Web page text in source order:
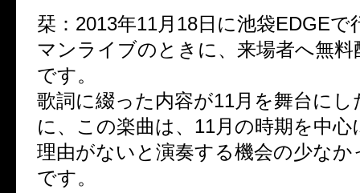
栞：2013年11月18日に池袋EDGEで
マンライブのときに、来場者へ無料
です。
歌詞に綴った内容が11月を舞台に
に、この楽曲は、11月の時期を中
理由がないと演奏する機会の少なか
です。